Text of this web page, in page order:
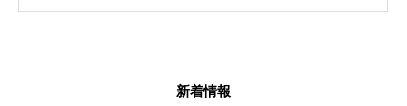
新着情報